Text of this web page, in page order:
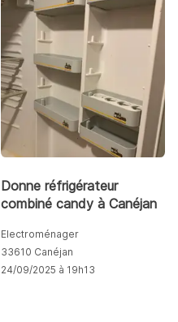
Donne réfrigérateur
combiné candy à Canéjan
Electroménager
33610 Canéjan
24/09/2025 à 19h13